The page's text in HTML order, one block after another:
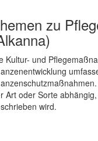
zu
Kultur- und
Art oder Sorte
wird.